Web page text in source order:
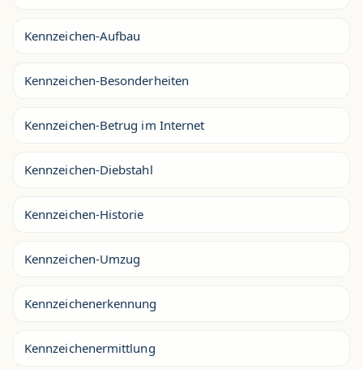
Kennzeichen-Aufbau
Kennzeichen-Besonderheiten
Kennzeichen-Betrug im Internet
Kennzeichen-Diebstahl
Kennzeichen-Historie
Kennzeichen-Umzug
Kennzeichenerkennung
Kennzeichenermittlung